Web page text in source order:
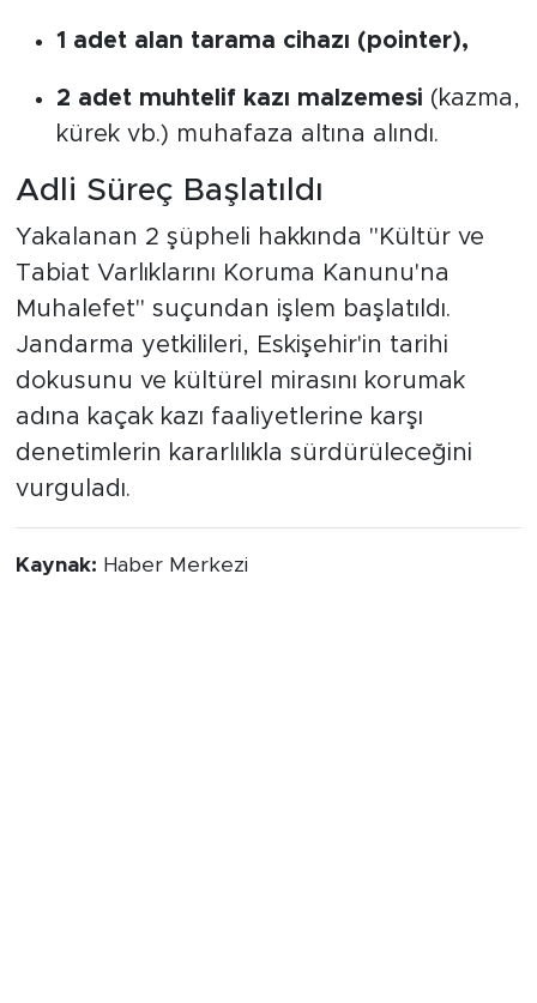
1 adet alan tarama cihazı (pointer),
2 adet muhtelif kazı malzemesi (kazma,
kürek vb.) muhafaza altına alındı.
Adli Süreç Başlatıldı
Yakalanan 2 şüpheli hakkında "Kültür ve
Tabiat Varlıklarını Koruma Kanunu'na
Muhalefet" suçundan işlem başlatıldı.
Jandarma yetkilileri, Eskişehir'in tarihi
dokusunu ve kültürel mirasını korumak
adına kaçak kazı faaliyetlerine karşı
denetimlerin kararlılıkla sürdürüleceğini
vurguladı.
Kaynak: Haber Merkezi